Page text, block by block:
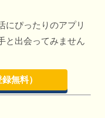
にぴったりのアプリ
と出会ってみません
無料）